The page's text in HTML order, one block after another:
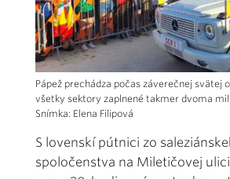
Pápež prechádza počas záverečnej svätej
všetky sektory zaplnené takmer dvoma
Snímka: Elena Filipová
S lovenskí pútnici zo
spoločenstva na Miletičovej